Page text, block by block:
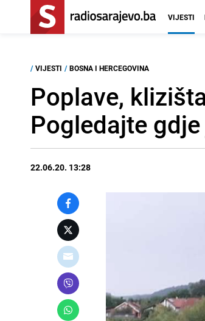
VIJESTI
/ VIJESTI / BOSNA I HERCEGOVINA
Poplave,
Pogledajte
22.06.20. 13:28